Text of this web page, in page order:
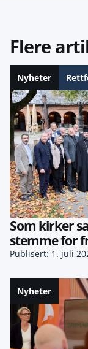
Flere
Nyheter
Som kirker
stemme for
Publisert: 1. juli
Nyheter